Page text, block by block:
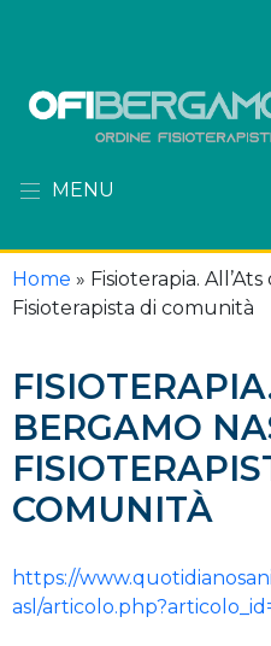
MENU
Home » Fisioterapia.
Fisioterapista di comunità
BERGAMO
COMUNITÀ
https://
asl/